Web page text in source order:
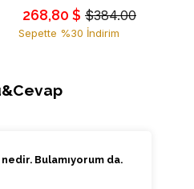
$384.00
268,80 $
Sepette %30 İndirim
Bulamıyorum da.